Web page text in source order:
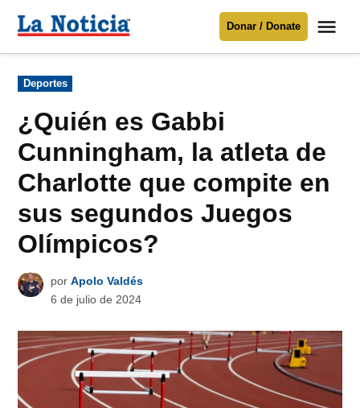
Para mantenerte informado necesitamos
Donar
contenido
Noticia
Donar / Donate
Publicado
en
Deportes
¿Quién es Gabbi
Cunningham, la atleta de
Charlotte que compite en
sus segundos Juegos
Olímpicos?
por Apolo Valdés
6 de julio de 2024